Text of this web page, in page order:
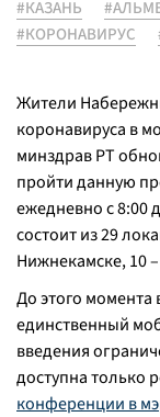
#КАЗАНЬ
#КОРОНАВИРУС
Жители
коронавируса в
минздрав РТ
пройти данную
ежедневно с 8:00
состоит из 29
Нижнекамске, 10
До этого
единственный
введения
доступна только
конференции в